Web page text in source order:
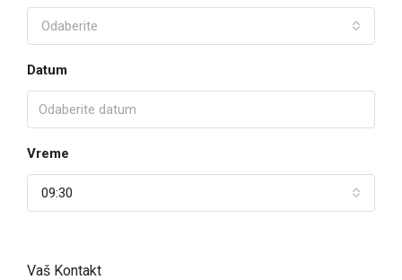
Odaberite
Datum
Vreme
09:30
Vaš Kontakt